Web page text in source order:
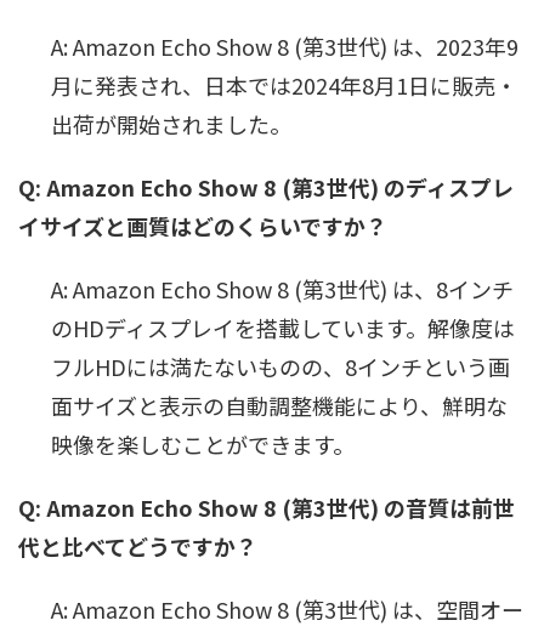
A: Amazon Echo Show 8 (第3世代) は、2023年9
月に発表され、日本では2024年8月1日に販売・
出荷が開始されました。
Q: Amazon Echo Show 8 (第3世代) のディスプレ
イサイズと画質はどのくらいですか？
A: Amazon Echo Show 8 (第3世代) は、8インチ
のHDディスプレイを搭載しています。解像度は
フルHDには満たないものの、8インチという画
面サイズと表示の自動調整機能により、鮮明な
映像を楽しむことができます。
Q: Amazon Echo Show 8 (第3世代) の音質は前世
代と比べてどうですか？
A: Amazon Echo Show 8 (第3世代) は、空間オー